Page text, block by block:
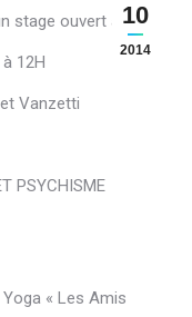
10
2014
stage ouvert à tous
12H
Vanzetti
PSYCHISME
« Les Amis